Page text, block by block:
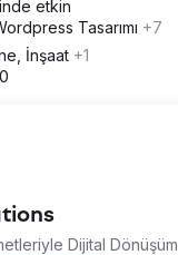
etkin
Tasarımı +7
İnşaat +1
Dijital Dönüşüm